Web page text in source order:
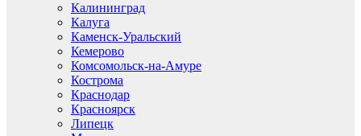
Калининград
Калуга
Каменск-Уральский
Кемерово
Комсомольск-на-Амуре
Кострома
Краснодар
Красноярск
Липецк